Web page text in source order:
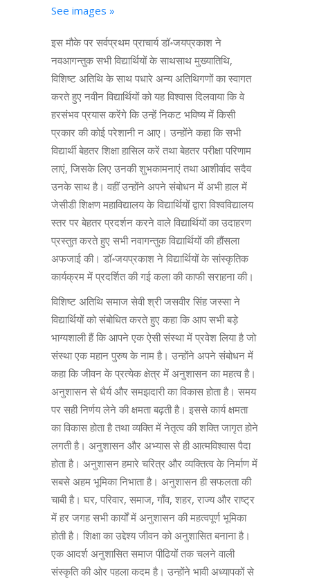
See images »
इस मौके पर सर्वप्रथम प्राचार्य डॉ॰जयप्रकाश ने
नवआगन्तुक सभी विद्यार्थियों के साथसाथ मुख्यातिथि,
विशिष्ट अतिथि के साथ पधारे अन्य अतिथिगणों का स्वागत
करते हुए नवीन विद्यार्थियों को यह विश्वास दिलवाया कि वे
हरसंभव प्रयास करेंगे कि उन्हें निकट भविष्य में किसी
प्रकार की कोई परेशानी न आए। उन्होंने कहा कि सभी
विद्यार्थी बेहतर शिक्षा हासिल करें तथा बेहतर परीक्षा परिणाम
लाएं, जिसके लिए उनकी शुभकामनाएं तथा आशीर्वाद सदैव
उनके साथ है। वहीं उन्होंने अपने संबोधन में अभी हाल में
जेसीडी शिक्षण महाविद्यालय के विद्यार्थियों द्वारा विश्वविद्यालय
स्तर पर बेहतर प्रदर्शन करने वाले विद्यार्थियों का उदाहरण
प्रस्तुत करते हुए सभी नवागन्तुक विद्यार्थियों की हौंसला
अफजाई की। डॉ॰जयप्रकाश ने विद्यार्थियों के सांस्कृतिक
कार्यक्रम में प्रदर्शित की गई कला की काफी सराहना की।
विशिष्ट अतिथि समाज सेवी श्री जसवीर सिंह जस्सा ने
विद्यार्थियों को संबोधित करते हुए कहा कि आप सभी बड़े
भाग्यशाली हैं कि आपने एक ऐसी संस्था में प्रवेश लिया है जो
संस्था एक महान पुरुष के नाम है। उन्होंने अपने संबोधन में
कहा कि जीवन के प्रत्येक क्षेत्र में अनुशासन का महत्व है।
अनुशासन से धैर्य और समझदारी का विकास होता है। समय
पर सही निर्णय लेने की क्षमता बढ़ती है। इससे कार्य क्षमता
का विकास होता है तथा व्यक्ति में नेतृत्व की शक्ति जागृत होने
लगती है। अनुशासन और अभ्यास से ही आत्मविश्वास पैदा
होता है। अनुशासन हमारे चरित्र और व्यक्तित्व के निर्माण में
सबसे अहम भूमिका निभाता है। अनुशासन ही सफलता की
चाबी है। घर, परिवार, समाज, गाँव, शहर, राज्य और राष्ट्र
में हर जगह सभी कार्यों में अनुशासन की महत्वपूर्ण भूमिका
होती है। शिक्षा का उद्देश्य जीवन को अनुशासित बनाना है।
एक आदर्श अनुशासित समाज पीढियों तक चलने वाली
संस्कृति की ओर पहला कदम है। उन्होंने भावी अध्यापकों से